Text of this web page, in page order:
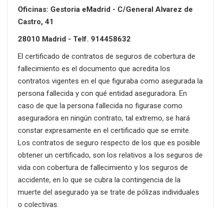
Oficinas: Gestoria eMadrid - C/General Alvarez de
Castro, 41
28010 Madrid - Telf. 914458632
El certificado de contratos de seguros de cobertura de
fallecimiento es el documento que acredita los
contratos vigentes en el que figuraba como asegurada la
persona fallecida y con qué entidad aseguradora. En
caso de que la persona fallecida no figurase como
aseguradora en ningún contrato, tal extremo, se hará
constar expresamente en el certificado que se emite.
Los contratos de seguro respecto de los que es posible
obtener un certificado, son los relativos a los seguros de
vida con cobertura de fallecimiento y los seguros de
accidente, en lo que se cubra la contingencia de la
muerte del asegurado ya se trate de pólizas individuales
o colectivas.